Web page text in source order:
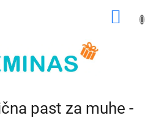
past za muhe -